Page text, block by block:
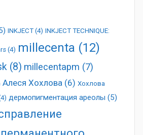
INKJECT (4) INKJECT TECHNIQUE:
(4) millecenta (12)
(8) millecentapm (7)
Алеся Хохлова (6) Хохлова
дермопигментация ареолы (5)